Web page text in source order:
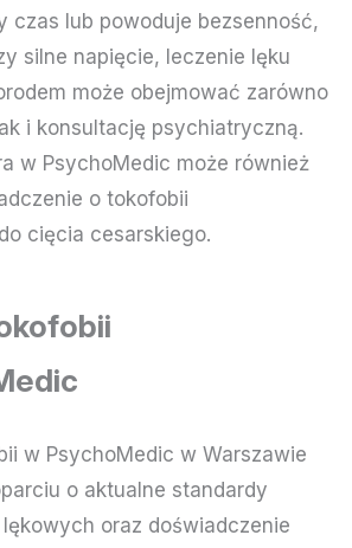
czas lub powoduje bezsenność,
silne napięcie, leczenie lęku
może obejmować zarówno
i konsultację psychiatryczną.
w PsychoMedic może również
o tokofobii
cięcia cesarskiego.
w PsychoMedic w Warszawie
o aktualne standardy
oraz doświadczenie